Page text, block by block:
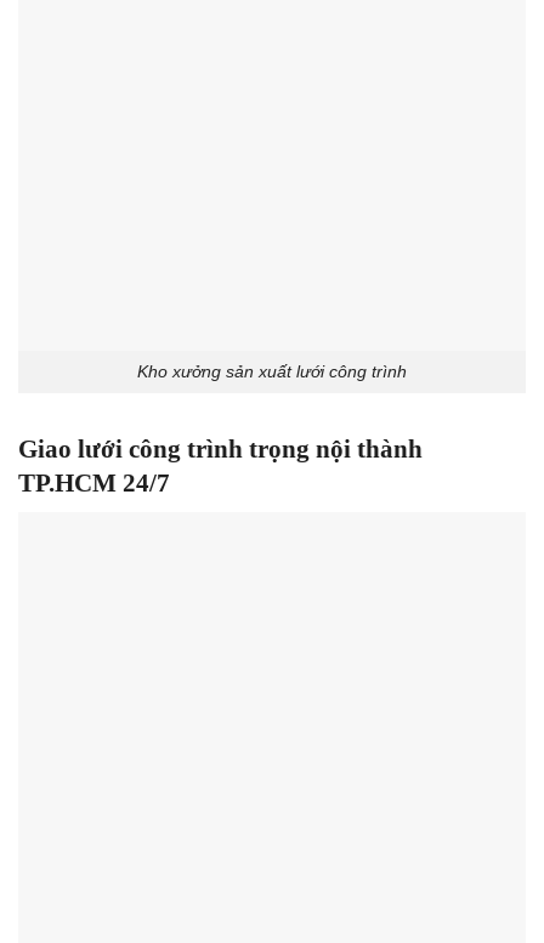
Kho xưởng sản xuất lưới công trình
Giao lưới công trình trọng nội thành
TP.HCM 24/7